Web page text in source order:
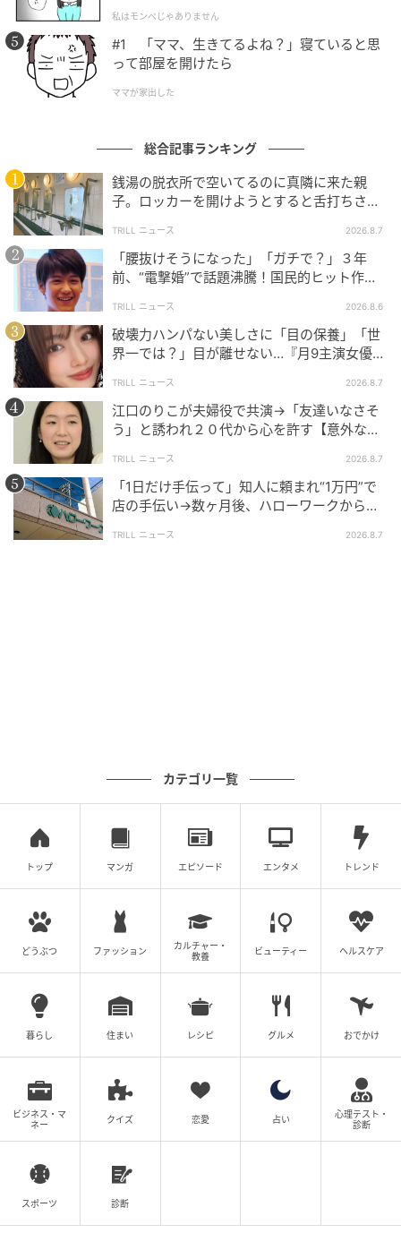
ブログ：はいどろ漫画（はいどろ漫画 ）
#107 つい襲ってしまいました
前の話 次の話を読む
第107話
録漫画を描いています。絵柄やネタが、昭和のギャ
グマンガのようだとよく言われます。
の記事をもっとみる
私はモンペじゃありません
#1 「ママ、生きてるよね？」寝ていると思
って部屋を開けたら
ママが家出した
総合記事ランキング
銭湯の脱衣所で空いてるのに真隣に来た親
子。ロッカーを開けようとすると舌打ちさ
中で拍手」
TRILL ニュース 2026.8.7
「腰抜けそうになった」「ガチで？」３年
前、“電撃婚”で話題沸騰！国民的ヒット作
TRILL ニュース 2026.8.6
破壊力ハンパない美しさに「目の保養」「世
界一では？」目が離せない…『月9主演女優
TRILL ニュース 2026.8.7
江口のりこが夫婦役で共演→「友達いなさそ
う」と誘われ２０代から心を許す【意外な親
TRILL ニュース 2026.8.7
「1日だけ手伝って」知人に頼まれ“1万円”で
店の手伝い→数ヶ月後、ハローワークから届
TRILL ニュース 2026.8.7
カテゴリ一覧
トップ マンガ エピソード エンタメ トレンド
どうぶつ ファッション
カルチャー・
教養
ビューティー ヘルスケア
暮らし 住まい レシピ グルメ おでかけ
ビジネス・マ
ネー
クイズ 恋愛 占い
心理テスト・
診断
スポーツ 診断